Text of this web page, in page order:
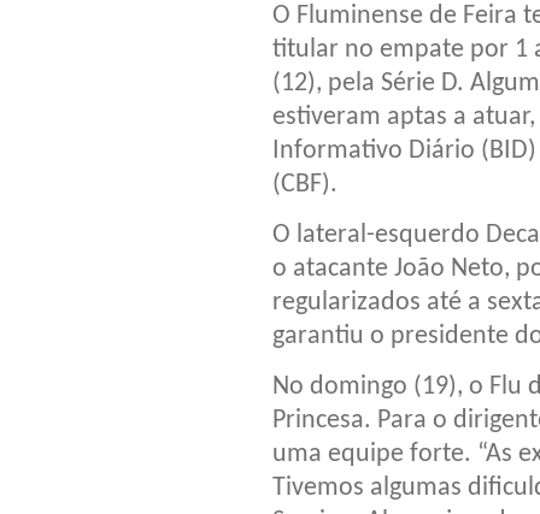
O Fluminense de Feira
titular no empate por 1
(12), pela Série D.
estiveram aptas a
Informativo Diário
(CBF).
O lateral-esquerdo
o atacante João Neto,
regularizados até a
garantiu o presidente
No domingo (19), o Flu
Princesa. Para o
uma equipe forte. “As
Tivemos algumas